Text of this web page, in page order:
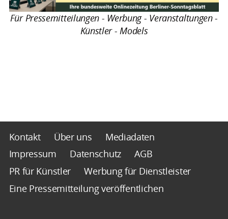
Für Pressemitteilungen - Werbung - Veranstaltungen -
Künstler - Models
Kontakt Über uns
Mediadaten
Impressum
Datenschutz
AGB
PR für Künstler
Werbung für Dienstleister
Eine Pressemitteilung veröffentlichen